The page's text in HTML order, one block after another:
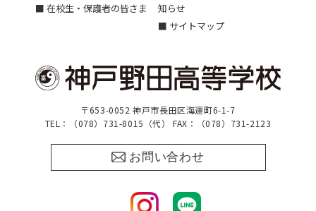
■ 在校生・保護者の皆さま
知らせ
■ サイトマップ
〒653-0052 神戸市長田区海運町6-1-7
TEL：（078）731-8015（代） FAX：（078）731-2123
お問い合わせ